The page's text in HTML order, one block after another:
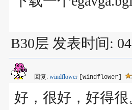
B30层 发表时间:
回复: windflower [windflower]
好，很好，好得很